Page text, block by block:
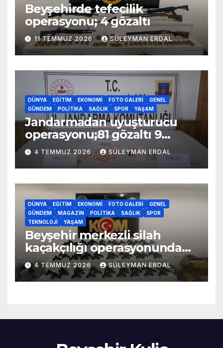
Beyşehirde tefecilik
operasyonu; 4 gözaltı
11 TEMMUZ 2026 SÜLEYMAN ERDAL
DÜNYA EĞITIM EKONOMI FOTO GALERI
GENEL
GÜNDEM
POLITIKA SAĞLIK SPOR YAŞAM
Jandarmadan uyuşturucu
operasyonu;81 gözaltı 9
tutuklama
4 TEMMUZ 2026 SÜLEYMAN ERDAL
DÜNYA EĞITIM EKONOMI FOTO GALERI
GENEL
GÜNDEM
MAGAZIN POLITIKA SAĞLIK
SPOR
TEKNOLOJI
YAŞAM
Beyşehir merkezli silah
kaçakçılığı operasyonunda
70 adet kaçak silah yakalandı
4 TEMMUZ 2026 SÜLEYMAN ERDAL